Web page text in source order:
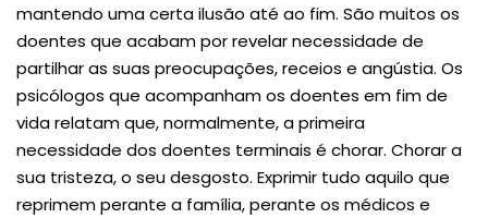
mantendo uma certa ilusão até ao fim. São muitos os
doentes que acabam por revelar necessidade de
partilhar as suas preocupações, receios e angústia. Os
psicólogos que acompanham os doentes em fim de
vida relatam que, normalmente, a primeira
necessidade dos doentes terminais é chorar. Chorar a
sua tristeza, o seu desgosto. Exprimir tudo aquilo que
reprimem perante a família, perante os médicos e